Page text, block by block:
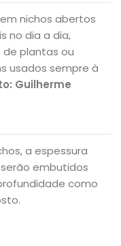
nichos abertos
no dia a dia,
plantas ou
usados ​​sempre à
Guilherme
a espessura
embutidos
como